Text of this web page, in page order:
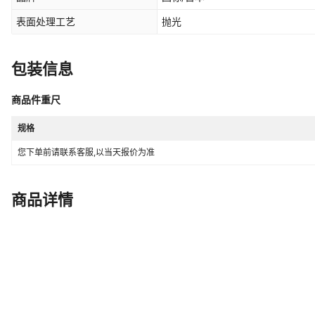
表面处理工艺 抛光
包装信息
商品件重尺
规格
您下单前请联系客服,以当天报价为准
商品详情